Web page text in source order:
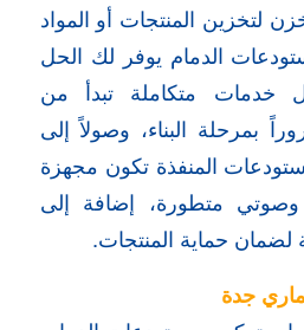
لتخزين المنتجات أو المواد
الدمام يوفر لك الحل
خدمات متكاملة تبدأ من
بمرحلة البناء، وصولاً إلى
المنفذة تكون مجهزة
متطورة، إضافة إلى
لضمان حماية المنتجات.
جدة